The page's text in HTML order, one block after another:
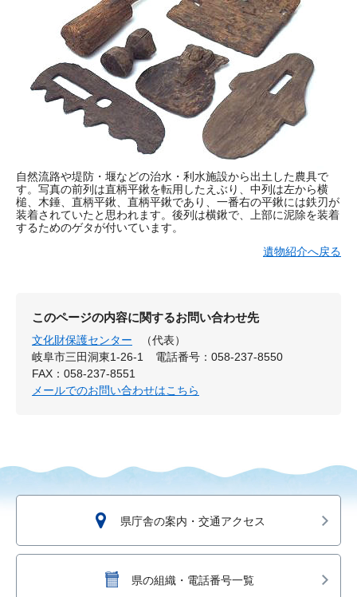
自然流路や堤防・堰などの治水・利水施設から出土した農具で
す。写真の前列は直柄平鍬を転用したえぶり、中列は左から横
槌、木錘、直柄平鍬、直柄平鍬であり、一番右の平鍬には鉄刃が
装着されていたと思われます。後列は横鍬で、上部に泥除を装着
するためのゲタが付いています。
遺物紹介へ戻る
このページの内容に関するお問い合わせ先
文化財保護センター
（代表）
岐阜市三田洞東1-26-1
電話番号：058-237-8550
FAX：058-237-8551
メールでのお問い合わせはこちら
県庁舎の案内・交通アクセス
県の組織・電話番号一覧